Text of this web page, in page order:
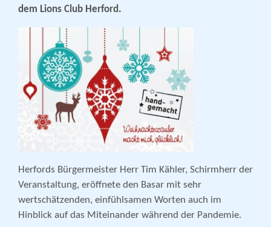
dem Lions Club Herford.
Herfords Bürgermeister Herr Tim Kähler, Schirmherr der
Veranstaltung, eröffnete den Basar mit sehr
wertschätzenden, einfühlsamen Worten auch im
Hinblick auf das Miteinander während der Pandemie.